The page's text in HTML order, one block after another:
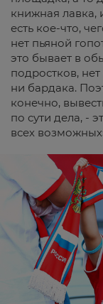
книжная лавка,
есть кое-что,
нет пьяной
это бывает в
подростков,
ни бардака.
конечно,
по сути дела, -
всех